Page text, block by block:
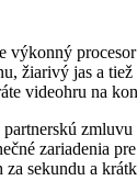
výkonný
žiarivý jas a
videohru na
zariadenia
sekundu a